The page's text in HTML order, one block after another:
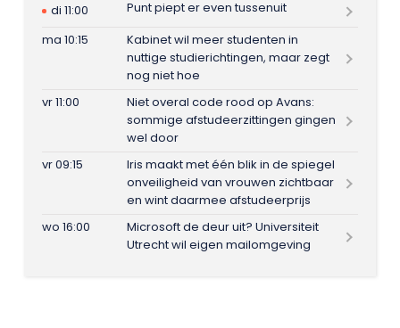
di 11:00
Punt piept er even tussenuit
ma 10:15
Kabinet wil meer studenten in
nuttige studierichtingen, maar zegt
nog niet hoe
vr 11:00
Niet overal code rood op Avans:
sommige afstudeerzittingen gingen
wel door
vr 09:15
Iris maakt met één blik in de spiegel
onveiligheid van vrouwen zichtbaar
en wint daarmee afstudeerprijs
wo 16:00
Microsoft de deur uit? Universiteit
Utrecht wil eigen mailomgeving